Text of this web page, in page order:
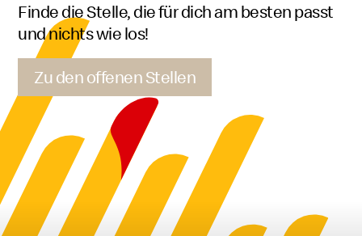
Finde die Stelle, die für dich am besten passt
und nichts wie los!
Zu den offenen Stellen